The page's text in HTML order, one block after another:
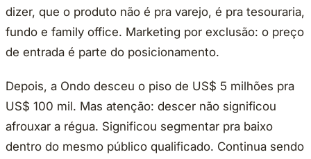
dizer, que o produto não é pra varejo, é pra tesouraria,
fundo e family office. Marketing por exclusão: o preço
de entrada é parte do posicionamento.
Depois, a Ondo desceu o piso de US$ 5 milhões pra
US$ 100 mil. Mas atenção: descer não significou
afrouxar a régua. Significou segmentar pra baixo
dentro do mesmo público qualificado. Continua sendo